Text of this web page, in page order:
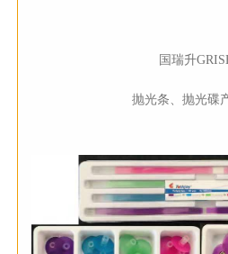
国瑞升
抛光条、抛光碟